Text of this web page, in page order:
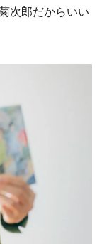
次郎だからいい